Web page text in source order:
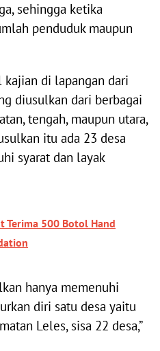
sehingga ketika
penduduk maupun
di lapangan dari
diusulkan dari berbagai
tengah, maupun utara,
itu ada 23 desa
syarat dan layak
Terima 500 Botol Hand
hanya memenuhi
diri satu desa yaitu
Leles, sisa 22 desa,”